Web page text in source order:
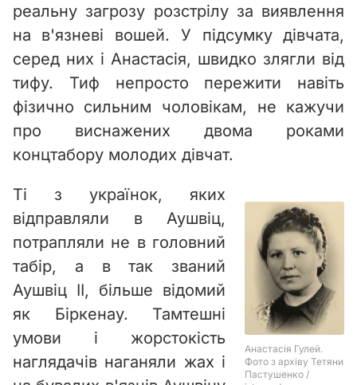
реальну загрозу розстрілу за виявлення
на в'язневі вошей. У підсумку дівчата,
серед них і Анастасія, швидко злягли від
тифу. Тиф непросто пережити навіть
фізично сильним чоловікам, не кажучи
про виснажених двома роками
концтабору молодих дівчат.
Ті з українок, яких
відправляли в Аушвіц,
потрапляли не в головний
табір, а в так званий
Аушвіц ІІ, більше відомий
як Біркенау. Тамтешні
умови і жорстокість
наглядачів наганяли жах і